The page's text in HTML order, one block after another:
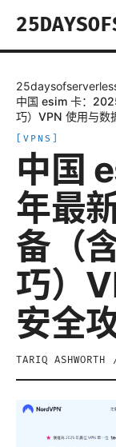
中国 esim 卡：
巧）VPN 使用与数
VPNS
中国
年最
备（
巧）
安全
TARIQ ASHWORTH